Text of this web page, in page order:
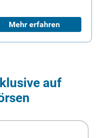
Mehr erfahren
auf